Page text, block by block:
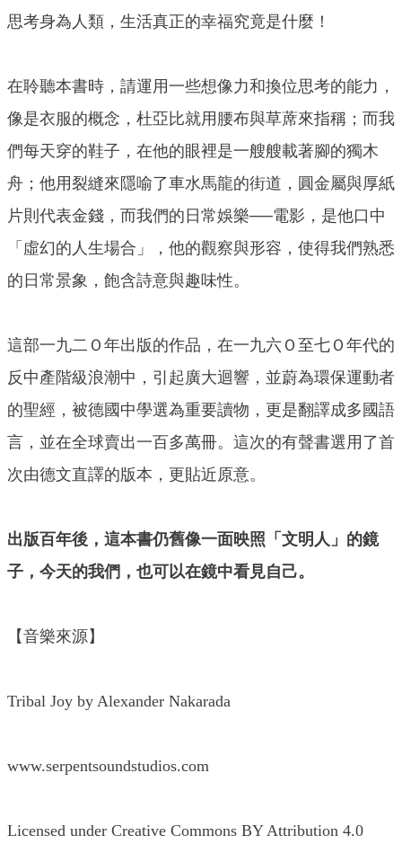
思考身為人類，生活真正的幸福究竟是什麼！
在聆聽本書時，請運用一些想像力和換位思考的能力，
像是衣服的概念，杜亞比就用腰布與草蓆來指稱；而我
們每天穿的鞋子，在他的眼裡是一艘艘載著腳的獨木
舟；他用裂縫來隱喻了車水馬龍的街道，圓金屬與厚紙
片則代表金錢，而我們的日常娛樂──電影，是他口中
「虛幻的人生場合」，他的觀察與形容，使得我們熟悉
的日常景象，飽含詩意與趣味性。
這部一九二Ｏ年出版的作品，在一九六Ｏ至七Ｏ年代的
反中產階級浪潮中，引起廣大迴響，並蔚為環保運動者
的聖經，被德國中學選為重要讀物，更是翻譯成多國語
言，並在全球賣出一百多萬冊。這次的有聲書選用了首
次由德文直譯的版本，更貼近原意。
出版百年後，這本書仍舊像一面映照「文明人」的鏡
子，今天的我們，也可以在鏡中看見自己。
【音樂來源】
Tribal Joy by Alexander Nakarada
www.serpentsoundstudios.com
Licensed under Creative Commons BY Attribution 4.0